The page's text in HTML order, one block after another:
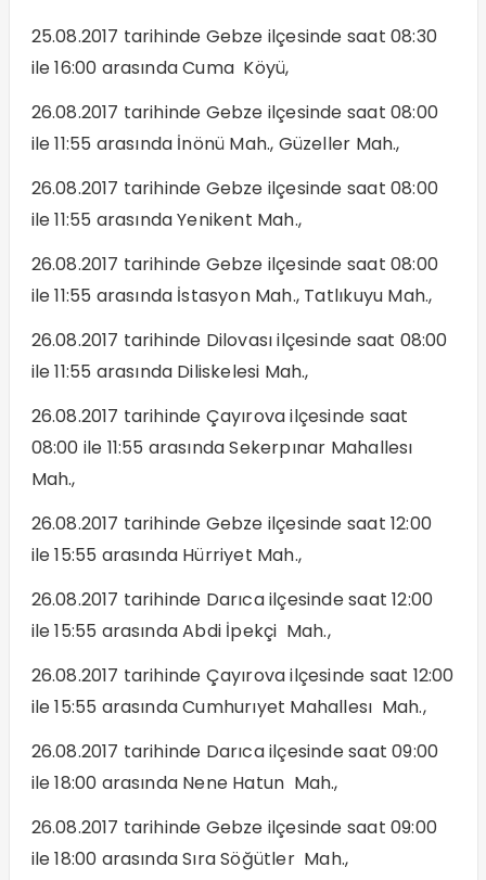
25.08.2017 tarihinde Gebze ilçesinde saat 08:30
ile 16:00 arasında Cuma Köyü,
26.08.2017 tarihinde Gebze ilçesinde saat 08:00
ile 11:55 arasında İnönü Mah., Güzeller Mah.,
26.08.2017 tarihinde Gebze ilçesinde saat 08:00
ile 11:55 arasında Yenikent Mah.,
26.08.2017 tarihinde Gebze ilçesinde saat 08:00
ile 11:55 arasında İstasyon Mah., Tatlıkuyu Mah.,
26.08.2017 tarihinde Dilovası ilçesinde saat 08:00
ile 11:55 arasında Diliskelesi Mah.,
26.08.2017 tarihinde Çayırova ilçesinde saat
08:00 ile 11:55 arasında Sekerpınar Mahallesı
Mah.,
26.08.2017 tarihinde Gebze ilçesinde saat 12:00
ile 15:55 arasında Hürriyet Mah.,
26.08.2017 tarihinde Darıca ilçesinde saat 12:00
ile 15:55 arasında Abdi İpekçi Mah.,
26.08.2017 tarihinde Çayırova ilçesinde saat 12:00
ile 15:55 arasında Cumhurıyet Mahallesı Mah.,
26.08.2017 tarihinde Darıca ilçesinde saat 09:00
ile 18:00 arasında Nene Hatun Mah.,
26.08.2017 tarihinde Gebze ilçesinde saat 09:00
ile 18:00 arasında Sıra Söğütler Mah.,